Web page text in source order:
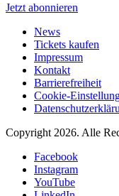
Jetzt abonnieren
News
Tickets kaufen
Impressum
Kontakt
Barrierefreiheit
Cookie-
Copyright 2026. Alle
Facebook
Instagram
YouTube